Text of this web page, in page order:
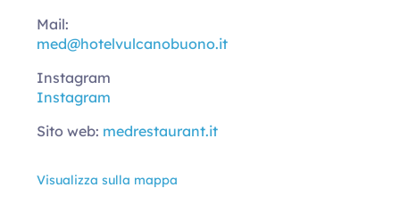
Mail:
med@hotelvulcanobuono.it
Instagram
Instagram
Sito web: medrestaurant.it
Visualizza sulla mappa